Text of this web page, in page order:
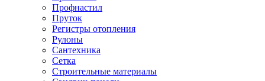
Профнастил
Пруток
Регистры отопления
Рулоны
Сантехника
Сетка
Строительные материалы